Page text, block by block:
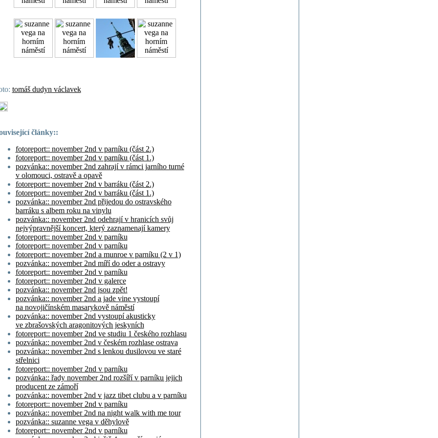
tomáš dudyn václavek
články::
fotoreport:: november 2nd v parníku (část 2.)
fotoreport:: november 2nd v parníku (část 1.)
pozvánka:: november 2nd zahrají v rámci jarního turné
v olomouci, ostravě a opavě
fotoreport:: november 2nd v barráku (část 2.)
fotoreport:: november 2nd v barráku (část 1.)
pozvánka:: november 2nd přijedou do ostravského
barráku s albem roku na vinylu
pozvánka:: november 2nd odehrají v hranicích svůj
nejvýpravnější koncert, který zaznamenají kamery
fotoreport:: november 2nd v parníku
fotoreport:: november 2nd v parníku
fotoreport:: november 2nd a munroe v parníku (2 v 1)
pozvánka:: november 2nd míří do oder a ostravy
fotoreport:: november 2nd v parníku
fotoreport:: november 2nd v galerce
pozvánka:: november 2nd jsou zpět!
pozvánka:: november 2nd a jade vine vystoupí
na novojičínském masarykově náměstí
pozvánka:: november 2nd vystoupí akusticky
ve zbrašovských aragonitových jeskyních
fotoreport:: november 2nd ve studiu 1 českého rozhlasu
pozvánka:: november 2nd v českém rozhlase ostrava
pozvánka:: november 2nd s lenkou dusilovou ve staré
střelnici
fotoreport:: november 2nd v parníku
pozvánka:: řady november 2nd rozšíří v parníku jejich
producent ze zámoří
pozvánka:: november 2nd v jazz tibet clubu a v parníku
fotoreport:: november 2nd v parníku
pozvánka:: november 2nd na night walk with me tour
pozvánka:: suzanne vega v děhylově
fotoreport:: november 2nd v parníku